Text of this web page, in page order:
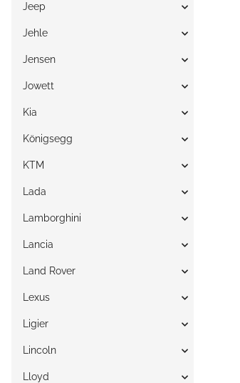
Jeep
Jehle
Jensen
Jowett
Kia
Königsegg
KTM
Lada
Lamborghini
Lancia
Land Rover
Lexus
Ligier
Lincoln
Lloyd